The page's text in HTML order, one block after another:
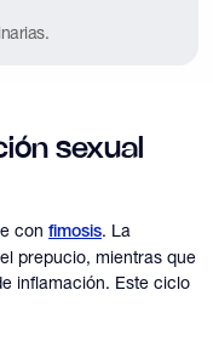
sexual
con fimosis. La
prepucio, mientras que
inflamación. Este ciclo